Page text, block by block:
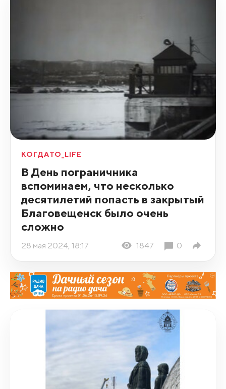
КОГДАТО_LIFE
В День пограничника
вспоминаем, что несколько
десятилетий попасть в закрытый
Благовещенск было очень
сложно
28 мая 2024, 18:17 1847 0